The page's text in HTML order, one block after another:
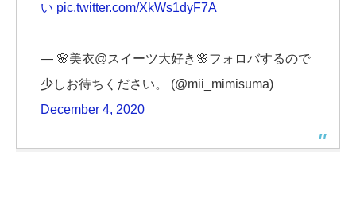
い pic.twitter.com/XkWs1dyF7A
— 🌸美衣@スイーツ大好き🌸フォロバするので
少しお待ちください。 (@mii_mimisuma)
December 4, 2020